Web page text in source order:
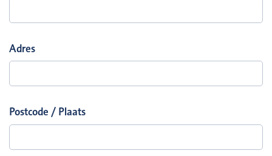
Adres
Postcode / Plaats